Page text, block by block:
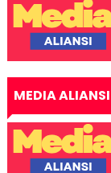
MEDIA ALIANSI